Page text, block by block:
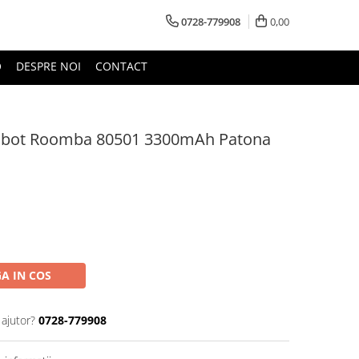
0728-779908 0,00
DESPRE NOI CONTACT
Roomba 80501 3300mAh Patona
IN COS
0728-779908